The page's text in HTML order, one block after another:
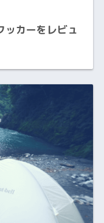
ッカーをレビュ